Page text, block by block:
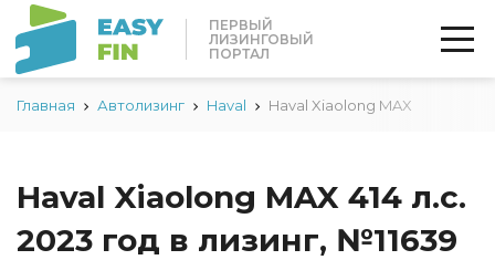
ПЕРВЫЙ
ЛИЗИНГОВЫЙ
ПОРТАЛ
Главная Автолизинг Haval Haval Xiaolong MAX
Haval Xiaolong MAX 414 л.с.
2023 год в лизинг, №11639